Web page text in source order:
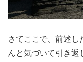
さてここで、前述し
んと気づいて引き返